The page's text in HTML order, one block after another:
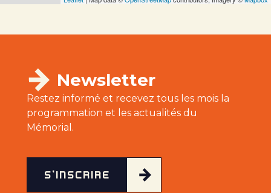
Newsletter
Restez informé et recevez tous les mois la
programmation et les actualités du
Mémorial.
S'INSCRIRE